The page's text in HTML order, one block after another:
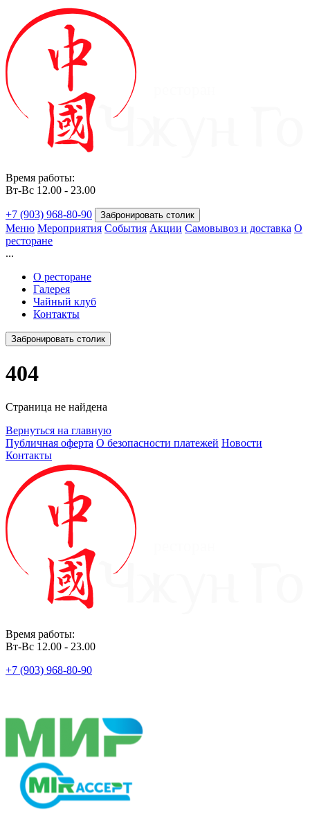
Время работы:
Вт-Вс 12.00 - 23.00
+7 (903) 968-80-90 Забронировать столик
Меню Мероприятия События Акции Самовывоз и доставка О
ресторане
...
О ресторане
Галерея
Чайный клуб
Контакты
Забронировать столик
404
Страница не найдена
Вернуться на главную
Публичная оферта О безопасности платежей Новости
Контакты
Время работы:
Вт-Вс 12.00 - 23.00
+7 (903) 968-80-90